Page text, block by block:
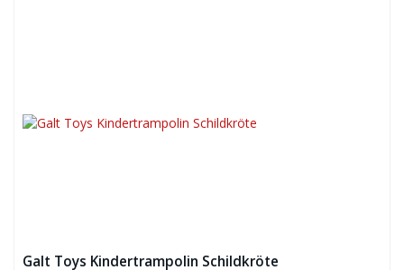
Galt Toys Kindertrampolin Schildkröte